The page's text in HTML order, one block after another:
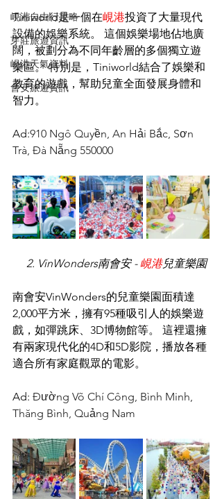
峴港自由行攻略
芽莊旅遊資訊
峴港天氣資料
會安旅遊資訊
Tiniworld是一個在峴港投資了大量現代
設備的娛樂系統。 這個娛樂場地佔地廣
闊，被劃分為不同年齡層的多個獨立遊
樂區。 特別是，Tiniworld結合了娛樂和
教育的遊戲，幫助兒童全面發展身體和
智力。
Ad:910 Ngô Quyền, An Hải Bắc, Sơn
Trà, Đà Nẵng 550000
  2. VinWonders南會安 -
峴港兒童樂園
南會安VinWonders的兒童樂園面積達
2,000平方米，擁有95種吸引人的娛樂遊
戲，如彈跳床、3D博物館等。 這裡還擁
有兩家現代化的4D和5D影院，播放各種
適合所有家庭觀眾的電影。
Ad: Đường Võ Chí Công, Bình Minh,
Thăng Bình, Quảng Nam